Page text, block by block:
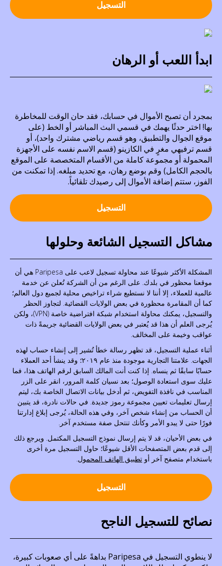
التسجيل
ابدأ اللعب أو الرهان
بمجرد أن تصبح الأموال في حسابك، فقد حان الوقت للمخاطرة
بها! اختر حدثًا يهمك في قسمي البث المباشر أو الخط (على
موقع الجوال والتطبيق، وهو قسم رياضي مشترك واحد)، أو
قسم ترفيهي مغرٍ في الكازينو (قسم الاسم نفسه على الأجهزة
المحمولة أو مجموعة كاملة من الأقسام المتخصصة على الموقع
بالحجم الكامل) وقم بوضع رهان، مع تحديد مبلغه. إذا تمكنت من
الفوز، ستتم إضافة الأموال إلى رصيدك تلقائياً.
التسجيل
مشاكل التسجيل الشائعة وحلولها
المشكلة الأكثر شيوعًا عند محاولة تسجيل لاعب على Paripesa هي أن
موقعنا محظور في بلدك. على الرغم من أن الشركة تُعلن عن خدمة
عالمية للعملاء، إلا أننا لا نستطيع شراء تراخيص محلية لجميع دول العالم؛
كما أن المقامرة محظورة في بعض الولايات القضائية. لتجاوز الحظر
والتسجيل، يمكنك محاولة استخدام شبكة افتراضية خاصة (VPN)، ولكن
يُرجى العلم أن هذا قد يُعتبر في بعض الولايات القضائية جريمةً ذات
عواقب وخيمة على المخالف.
أثناء عملية التسجيل، قد تظهر رسالة خطأ تُشير إلى إنشاء حساب لهذه
الجهات. علامتنا التجارية موجودة منذ عام ٢٠١٩؛ وقد ينشأ أحد العملاء
حسابًا سابقًا ثم ينساه. إذا كنت أنت المالك السابق لرقم الهاتف هذا، فما
عليك سوى استعادة الوصول؛ بعد نسيان كلمة المرور، انقر على الزر
المناسب في نافذة التفويض، ثم أدخل بيانات الاتصال الخاصة بك، ليتم
إرسال تعليمات تعيين مجموعة رموز جديدة. في حالات نادرة، قد يتبين
أن الحساب من إنشاء شخص آخر، وفي هذه الحالة، يُرجى إبلاغ إدارتنا
فورًا حتى لا يبدو الأمر وكأنك تنتحل صفة مستخدم آخر.
في بعض الأحيان، قد لا يتم إرسال نموذج التسجيل المكتمل. ويرجع ذلك
إلى قدم بعض المتصفحات الأقل شيوعًا؛ حاول التسجيل مرة أخرى
باستخدام متصفح آخر أو تطبيق الهاتف المحمول.
التسجيل
نصائح للتسجيل الناجح
لا ينطوي التسجيل في Paripesa بداهةً على أي صعوبات كبيرة،